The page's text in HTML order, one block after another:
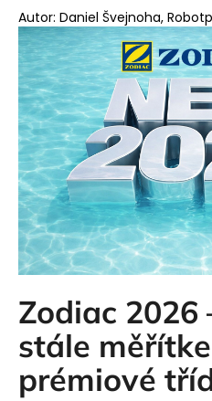
Autor: Daniel Švejnoha,
Zodiac 2026
stále
prémiové
t
ř
e
b
u
j
e
t
e
n
a
j
í
t
?